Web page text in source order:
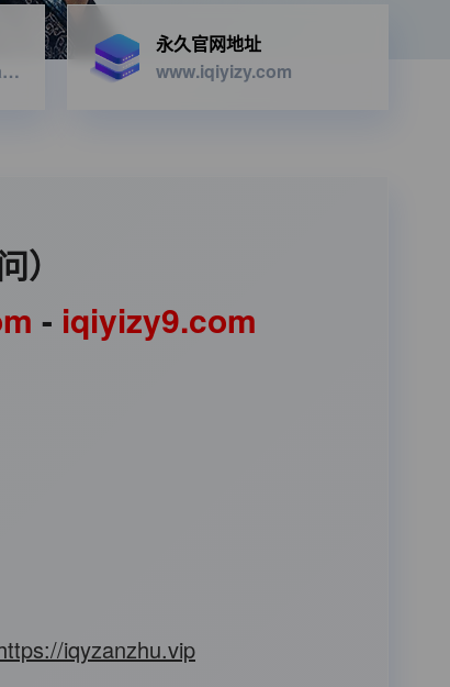
https://iqiyizyapi.com/api.php/provide/vod/from/snm3u8/at/xml
永久官网地址
www.iqiyizy.com
）
- iqiyizy9.com
iqyzanzhu.vip